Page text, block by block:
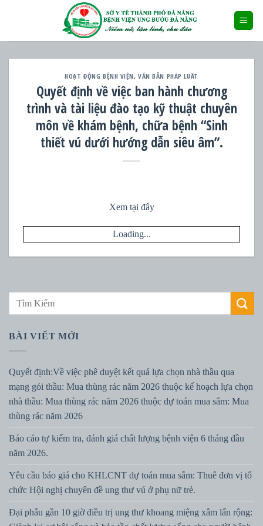
HOẠT ĐỘNG BỆNH VIỆN,VĂN BẢN PHÁP LUÂT
Quyết định về việc ban hành chương
trình và tài liệu đào tạo kỹ thuật chuyên
môn về khám bệnh, chữa bệnh “Sinh
thiết vú dưới hướng dẫn siêu âm”.
Xem tại đây
Loading...
BÀI VIẾT MỚI
Quyết định:Về việc phê duyệt kết quả lựa chọn nhà thầu qua
mạng gói thầu: Mua thùng rác năm 2026 thuộc kế hoạch lựa chọn
nhà thầu: Mua thùng rác năm 2026 thuộc dự toán mua sắm: Mua
thùng rác năm 2026
Báo cáo tự kiểm tra, đánh giá chất lượng bệnh viện 6 tháng đầu
năm 2026.
Yêu cầu báo giá cho KHLCNT dự toán mua sắm: Thuê đơn vị tổ
chức Hội nghị chuyên đề ung thư vú ở phụ nữ trẻ.
Đại phẫu gần 10 giờ điều trị ung thư khoang miệng xâm lấn rộng: